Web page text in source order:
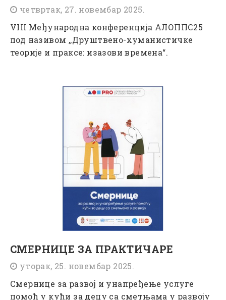
четвртак, 27. новембар 2025.
VIII Међународна конференција АЛОППС25
под називом ,,Друштвено-хуманистичке
теорије и праксе: изазови времена“.
СМЕРНИЦЕ ЗА ПРАКТИЧАРЕ
уторак, 25. новембар 2025.
Смернице за развој и унапређење услуге
помоћ у кући за децу са сметњама у развоју